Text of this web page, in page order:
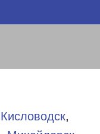
Кисловодск,